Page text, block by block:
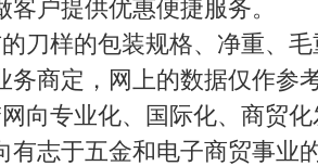
客户提供优惠便捷服务。
刀样的包装规格、净重、
务商定，网上的数据仅作参
向专业化、国际化、商贸
有志于五金和电子商贸事业